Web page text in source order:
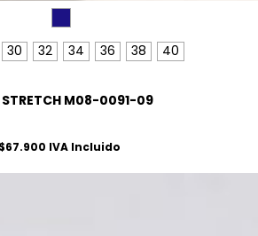
STRETCH M08-0091-09
30 32 34 36 38 40
$67.900 IVA Incluido